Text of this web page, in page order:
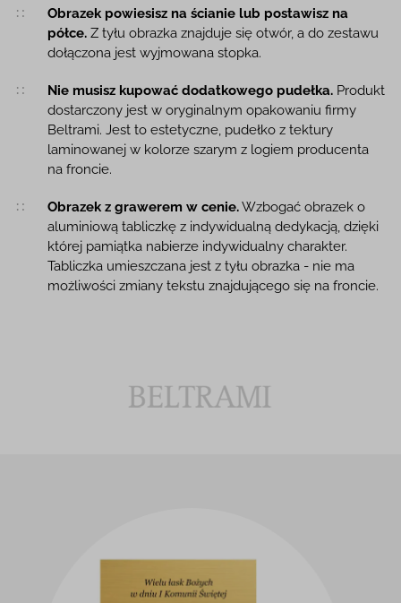
Obrazek powiesisz na ścianie lub postawisz na
półce.Z tyłu obrazka znajduje się otwór, a do zestawu
dołączona jest wyjmowana stopka.
Nie musisz kupować dodatkowego pudełka.Produkt
dostarczony jest w oryginalnym opakowaniu firmy
Beltrami. Jest to estetyczne, pudełko z tektury
laminowanej w kolorze szarym z logiem producenta
na froncie.
Obrazek z grawerem w cenie.Wzbogać obrazek o
aluminiową tabliczkę z indywidualną dedykacją, dzięki
której pamiątka nabierze indywidualny charakter.
Tabliczka umieszczana jest z tyłu obrazka - nie ma
możliwości zmiany tekstu znajdującego się na froncie.